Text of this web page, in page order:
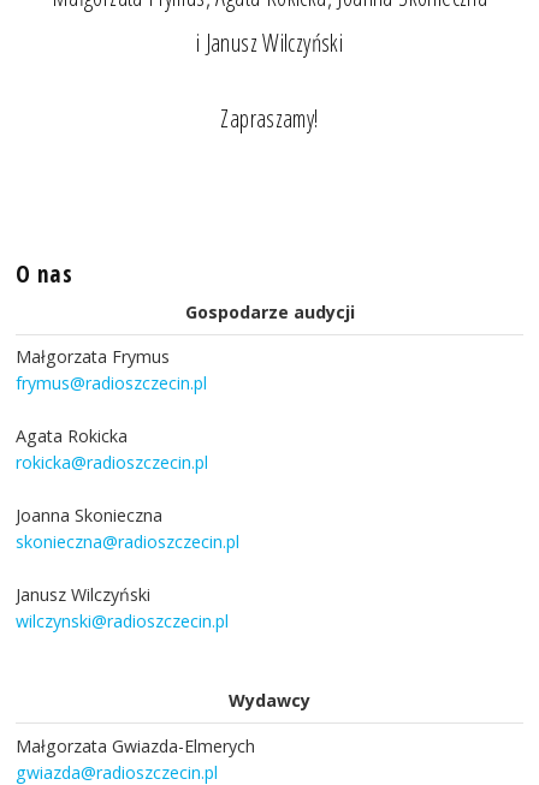
i Janusz Wilczyński
Zapraszamy!
O nas
Gospodarze audycji
Małgorzata Frymus
frymus@radioszczecin.pl
Agata Rokicka
rokicka@radioszczecin.pl
Joanna Skonieczna
skonieczna@radioszczecin.pl
Janusz Wilczyński
wilczynski@radioszczecin.pl
Wydawcy
Małgorzata Gwiazda-Elmerych
gwiazda@radioszczecin.pl